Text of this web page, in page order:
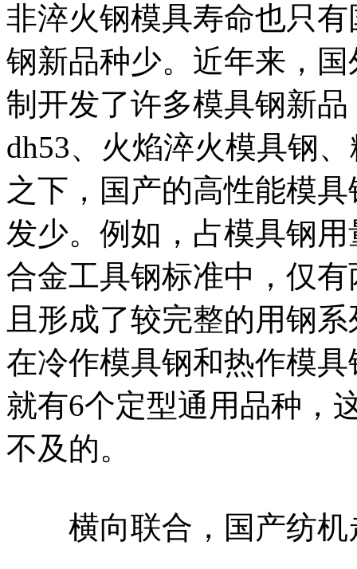
非淬火钢模具寿命也只
钢新品种少。近年来，
制开发了许多模具钢新
dh53、火焰淬火模具钢
之下，国产的高性能模
发少。例如，占模具钢
合金工具钢标准中，仅
且形成了较完整的用钢
在冷作模具钢和热作模
就有6个定型通用品种，
不及的。
横向联合，国产纺机